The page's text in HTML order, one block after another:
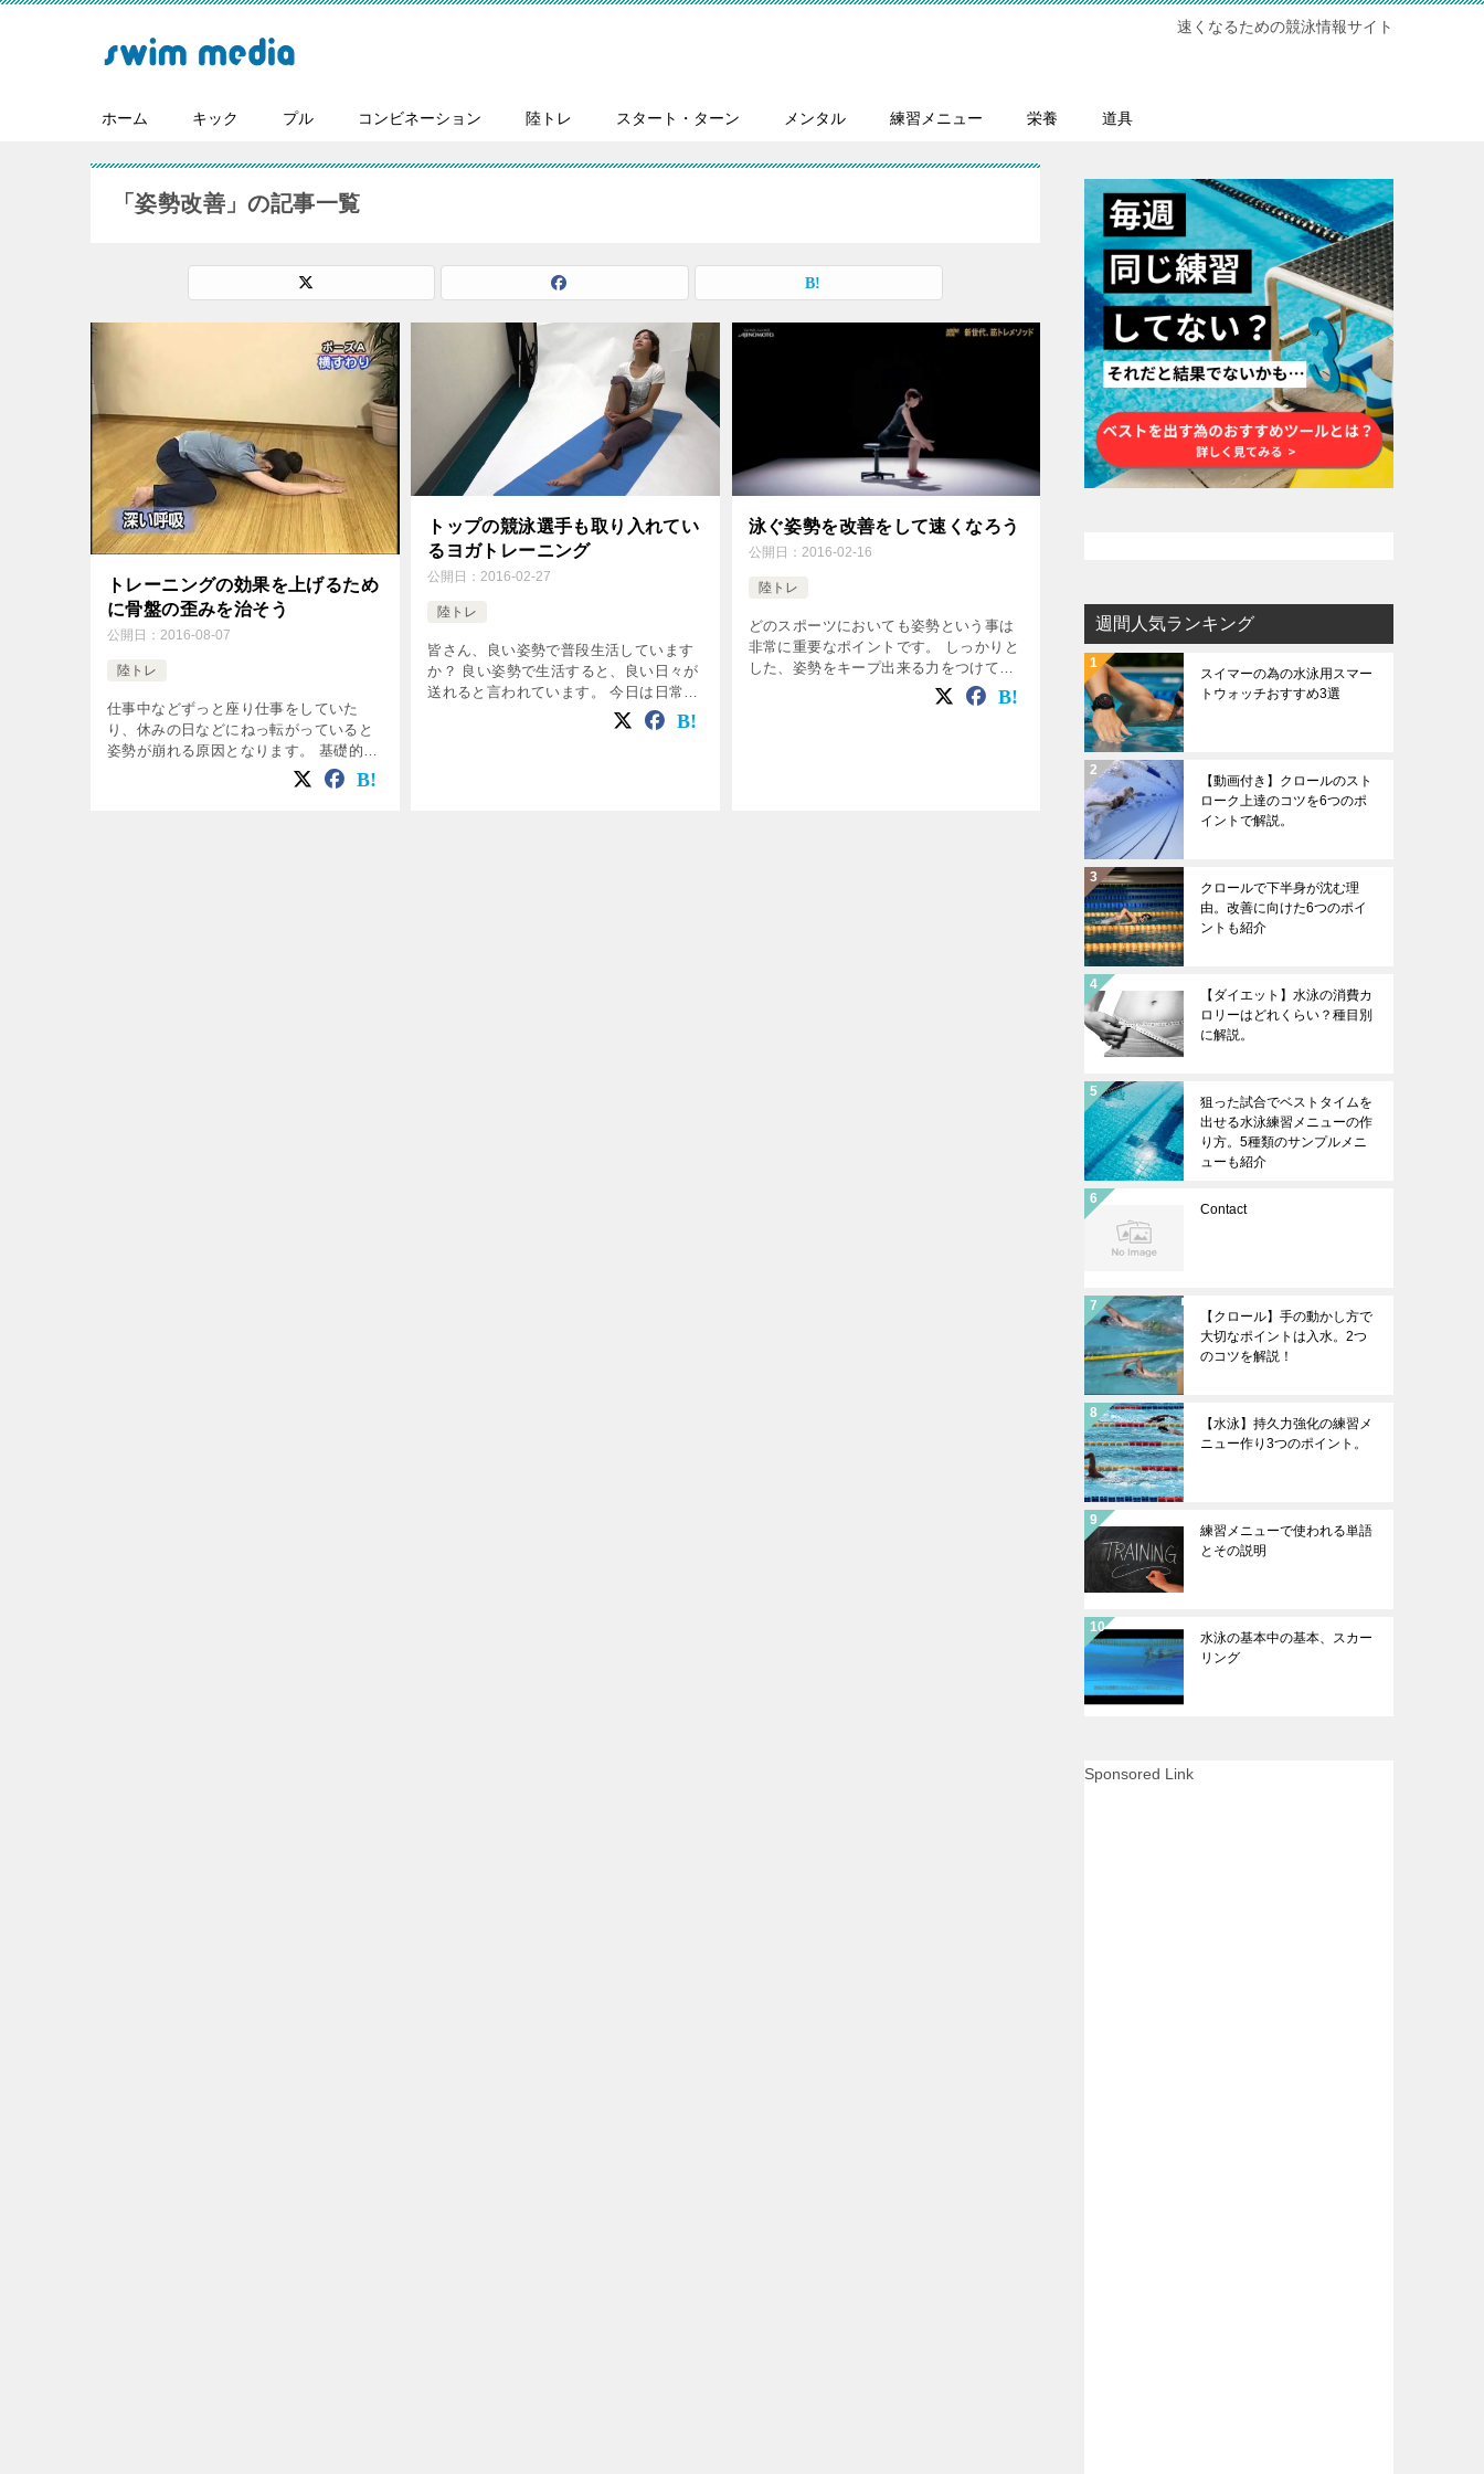
速くなるための競泳情報サイト
ホーム キック プル コンビネーション 陸トレ スタート・ターン メンタル 練習メニュー 栄養 道具
「姿勢改善」の記事一覧
トレーニングの効果を上げるため
に骨盤の歪みを治そう
公開日： 2016-08-07
陸トレ
仕事中などずっと座り仕事をしていた
り、休みの日などにねっ転がっていると
姿勢が崩れる原因となります。 基礎的な
トレーニングする前に、正しい姿勢に直
していきましょう。 骨盤のゆがみを治そ
トップの競泳選手も取り入れてい
るヨガトレーニング
公開日：2016-02-27
陸トレ
皆さん、良い姿勢で普段生活しています
か？ 良い姿勢で生活すると、良い日々が
送れると言われています。 今日は日常に
も役立ち、当然水泳にも役立つヨガスト
レッチをご紹介 ヨガでストレス解消、泳
泳ぐ姿勢を改善をして速くなろう
公開日： 2016-02-16
陸トレ
どのスポーツにおいても姿勢という事は
非常に重要なポイントです。 しっかりと
した、姿勢をキープ出来る力をつけてい
きましょう。 今回の目的とやり方 今回
は、骨盤の良いポジションを取りながら
週間人気ランキング
スイマーの為の水泳用スマー
トウォッチおすすめ3選
【動画付き】クロールのスト
ローク上達のコツを6つのポ
イントで解説。
クロールで下半身が沈む理
由。改善に向けた6つのポイ
ントも紹介
【ダイエット】水泳の消費カ
ロリーはどれくらい？種目別
に解説。
狙った試合でベストタイムを
出せる水泳練習メニューの作
り方。5種類のサンプルメニ
ューも紹介
Contact
【クロール】手の動かし方で
大切なポイントは入水。2つ
のコツを解説！
【水泳】持久力強化の練習メ
ニュー作り3つのポイント。
練習メニューで使われる単語
とその説明
水泳の基本中の基本、スカー
リング
Sponsored Link